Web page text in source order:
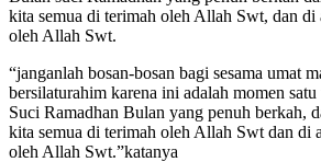
kita semua di terimah oleh Allah Swt, dan di
oleh Allah Swt.
“janganlah bosan-bosan bagi sesama umat
bersilaturahim karena ini adalah momen
Suci Ramadhan Bulan yang penuh berkah,
kita semua di terimah oleh Allah Swt dan di
oleh Allah Swt.”katanya